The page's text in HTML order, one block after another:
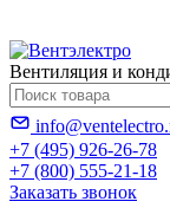
Вентиляция и
+7 (495) 926-26-78
+7 (800) 555-21-18
Заказать звонок